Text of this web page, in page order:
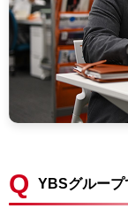
Q YBSグループ